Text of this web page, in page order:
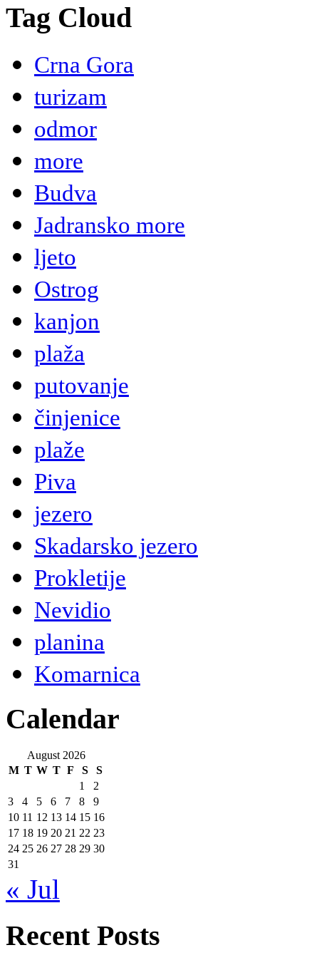
Tag Cloud
Crna Gora
turizam
odmor
more
Budva
Jadransko more
ljeto
Ostrog
kanjon
plaža
putovanje
činjenice
plaže
Piva
jezero
Skadarsko jezero
Prokletije
Nevidio
planina
Komarnica
Calendar
August 2026
M T W T F S
S
1
2
3
4 5 6 7 8
9
10 11 12 13 14 15 16
17 18 19 20 21 22 23
24 25 26 27 28 29 30
31
« Jul
Recent Posts